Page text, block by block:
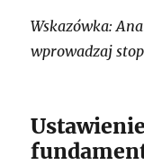
Wskazówka:
wprowadzaj